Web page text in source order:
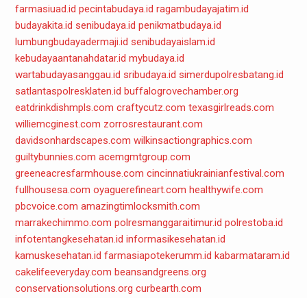
farmasiuad.id pecintabudaya.id ragambudayajatim.id
budayakita.id senibudaya.id penikmatbudaya.id
lumbungbudayadermaji.id senibudayaislam.id
kebudayaantanahdatar.id mybudaya.id
wartabudayasanggau.id sribudaya.id simerdupolresbatang.id
satlantaspolresklaten.id buffalogrovechamber.org
eatdrinkdishmpls.com craftycutz.com texasgirlreads.com
williemcginest.com zorrosrestaurant.com
davidsonhardscapes.com wilkinsactiongraphics.com
guiltybunnies.com acemgmtgroup.com
greeneacresfarmhouse.com cincinnatiukrainianfestival.com
fullhousesa.com oyaguerefineart.com healthywife.com
pbcvoice.com amazingtimlocksmith.com
marrakechimmo.com polresmanggaraitimur.id polrestoba.id
infotentangkesehatan.id informasikesehatan.id
kamuskesehatan.id farmasiapotekerumm.id kabarmataram.id
cakelifeeveryday.com beansandgreens.org
conservationsolutions.org curbearth.com